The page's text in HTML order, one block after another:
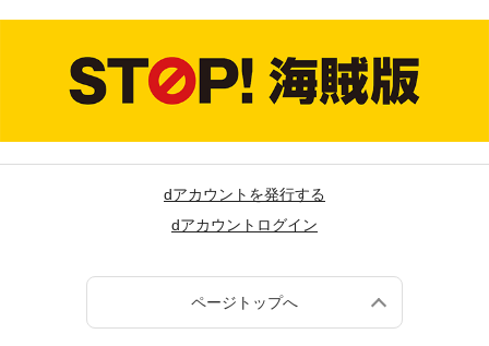
dアカウントを発行する
dアカウントログイン
ページトップへ